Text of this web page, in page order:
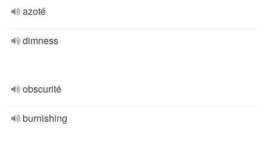
azoté
dimness
obscurité
burnishing